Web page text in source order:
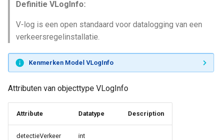
Definitie VLogInfo:
V-log is een open standaard voor datalogging van een
verkeersregelinstallatie.
Kenmerken Model VLogInfo
Attributen van objecttype VLogInfo
Attribute Datatype Description
detectieVerkeer int